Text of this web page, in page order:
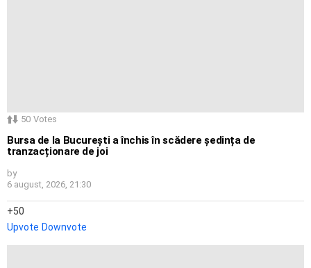
50 Votes
Bursa de la București a închis în scădere ședința de
tranzacționare de joi
by
6 august, 2026, 21:30
50
Upvote Downvote